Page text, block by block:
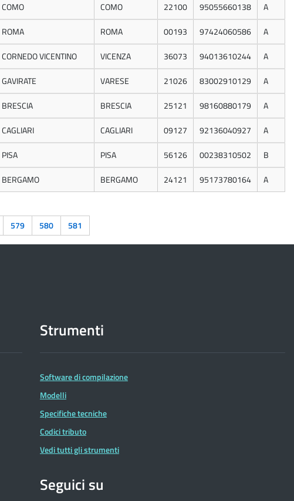
COMO COMO 22100 95055660138
A
ROMA ROMA 00193 97424060586
A
CORNEDO VICENTINO VICENZA 36073 94013610244
A
GAVIRATE VARESE 21026 83002910129
A
BRESCIA BRESCIA 25121 98160880179
A
CAGLIARI CAGLIARI 09127 92136040927
A
PISA PISA 56126 00238310502
B
BERGAMO BERGAMO 24121 95173780164 A
579 580 581
Strumenti
Software di compilazione
Modelli
Specifiche tecniche
Codici tributo
Vedi tutti gli strumenti
Seguici su